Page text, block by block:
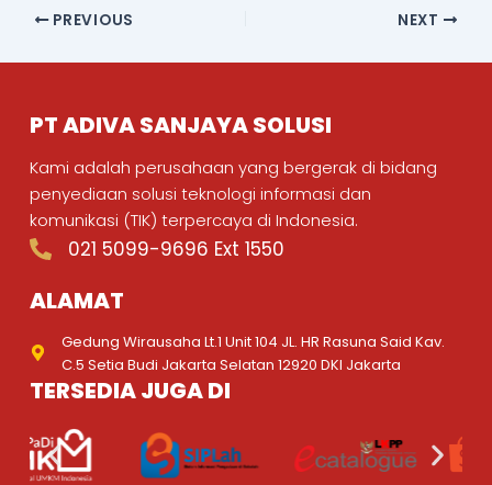
PREVIOUS NEXT
PT ADIVA SANJAYA SOLUSI
Kami adalah perusahaan yang bergerak di bidang
penyediaan solusi teknologi informasi dan
komunikasi (TIK) terpercaya di Indonesia.
021 5099-9696 Ext 1550
ALAMAT
Gedung Wirausaha Lt.1 Unit 104 JL. HR Rasuna Said Kav.
C.5 Setia Budi Jakarta Selatan 12920 DKI Jakarta
TERSEDIA JUGA DI